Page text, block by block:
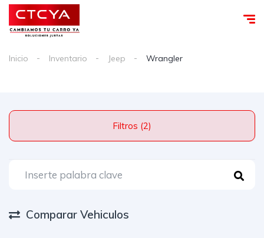
Inicio Inventario Jeep Wrangler
Filtros (2)
Comparar Vehiculos